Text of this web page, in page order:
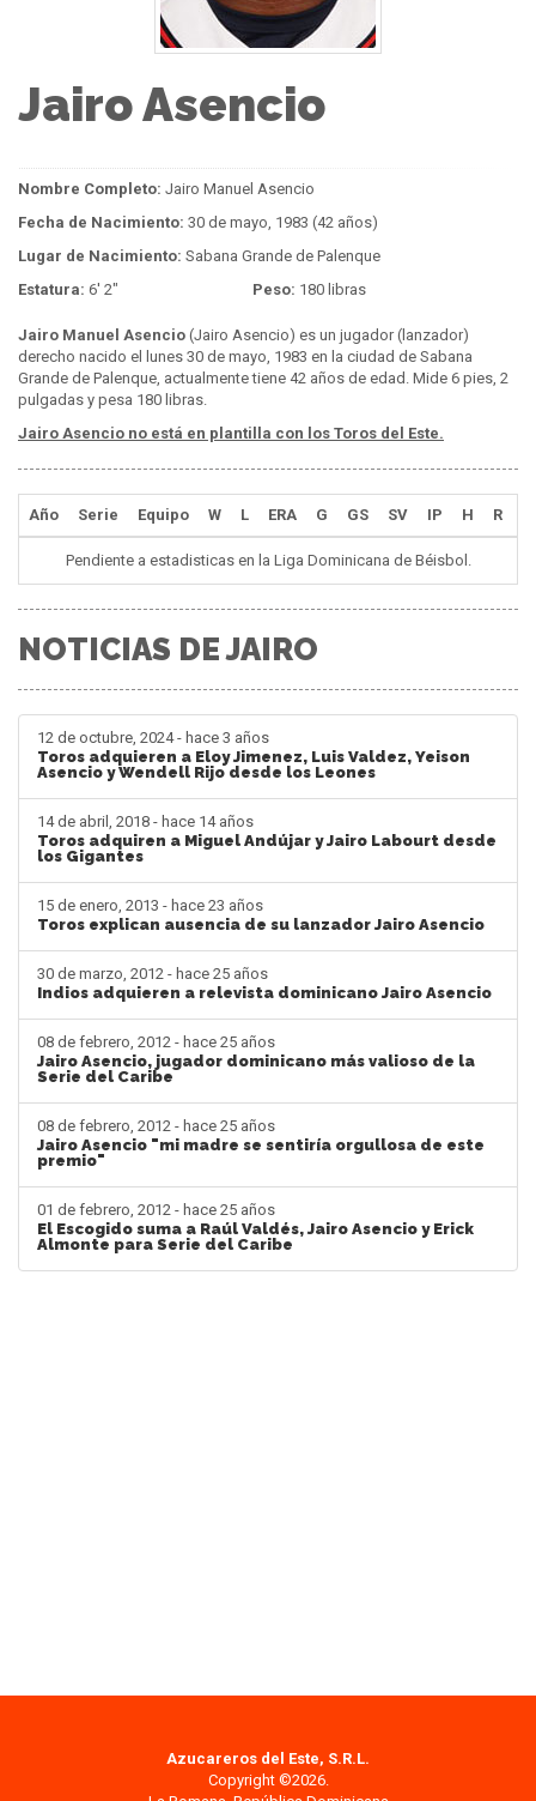
Jairo Asencio
Nombre Completo: Jairo Manuel Asencio
Fecha de Nacimiento: 30 de mayo, 1983 (42 años)
Lugar de Nacimiento: Sabana Grande de Palenque
Estatura: 6' 2" Peso: 180 libras
Jairo Manuel Asencio (Jairo Asencio) es un jugador (lanzador)
derecho nacido el lunes 30 de mayo, 1983 en la ciudad de Sabana
Grande de Palenque, actualmente tiene 42 años de edad. Mide 6 pies, 2
pulgadas y pesa 180 libras.
Jairo Asencio no está en plantilla con los Toros del Este.
Año Serie Equipo W L ERA G GS SV IP H R
Pendiente a estadisticas en la Liga Dominicana de Béisbol.
NOTICIAS DE JAIRO
12 de octubre, 2024 - hace 3 años
Toros adquieren a Eloy Jimenez, Luis Valdez, Yeison
Asencio y Wendell Rijo desde los Leones
14 de abril, 2018 - hace 14 años
Toros adquiren a Miguel Andújar y Jairo Labourt desde
los Gigantes
15 de enero, 2013 - hace 23 años
Toros explican ausencia de su lanzador Jairo Asencio
30 de marzo, 2012 - hace 25 años
Indios adquieren a relevista dominicano Jairo Asencio
08 de febrero, 2012 - hace 25 años
Jairo Asencio, jugador dominicano más valioso de la
Serie del Caribe
08 de febrero, 2012 - hace 25 años
Jairo Asencio "mi madre se sentiría orgullosa de este
premio"
01 de febrero, 2012 - hace 25 años
El Escogido suma a Raúl Valdés, Jairo Asencio y Erick
Almonte para Serie del Caribe
Azucareros del Este, S.R.L.
Copyright ©2026.